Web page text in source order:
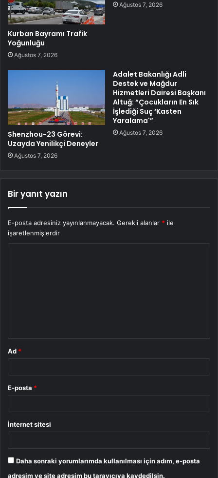
Kurban Bayramı Trafik
Yoğunluğu
Ağustos 7, 2026
Ağustos 7, 2026
Shenzhou-23 Görevi:
Uzayda Yenilikçi Deneyler
Ağustos 7, 2026
Adalet Bakanlığı Adli
Destek ve Mağdur
Hizmetleri Dairesi Başkanı
Altuğ: “Çocukların En Sık
İşlediği Suç ‘Kasten
Yaralama'”
Ağustos 7, 2026
Bir yanıt yazın
E-posta adresiniz yayınlanmayacak. Gerekli alanlar * ile
işaretlenmişlerdir
Ad *
E-posta *
İnternet sitesi
Daha sonraki yorumlarımda kullanılması için adım, e-posta
adresim ve site adresim bu tarayıcıya kaydedilsin.